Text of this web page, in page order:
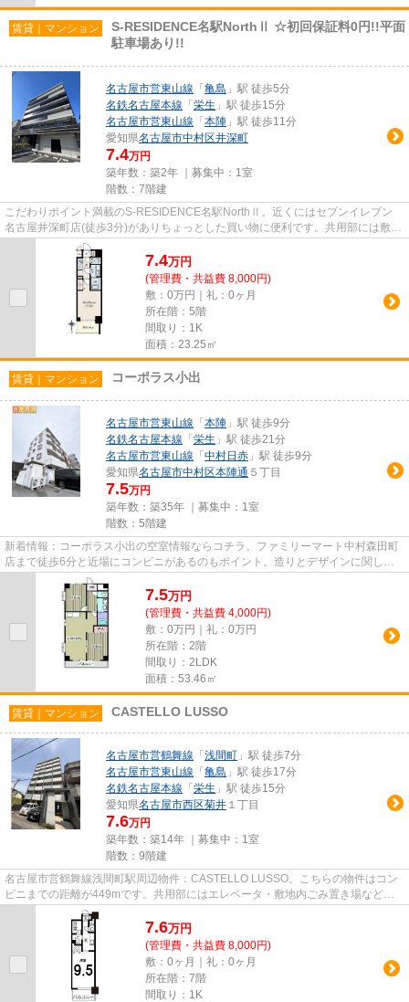
賃貸｜マンション
S-RESIDENCE名駅NorthⅡ ☆初回保証料0円!!平面
駐車場あり!!
名古屋市営東山線 「 亀島 」駅 徒歩5分
名鉄名古屋本線 「 栄生 」駅 徒歩15分
名古屋市営東山線 「 本陣 」駅 徒歩11分
愛知県名古屋市中村区井深町
7.4万円
築年数：築2年 ｜募集中： 1室
階数：7階建
こだわりポイント満載のS-RESIDENCE名駅NorthⅡ。近くにはセブンイレブン
名古屋井深町店(徒歩3分)がありちょっとした買い物に便利です。共用部には敷地
内ごみ置き場・エレベータなどが...
7.4万円
(管理費・共益費 8,000円)
敷：0万円｜礼：0ヶ月
所在階：5階
間取り：1K
面積：23.25㎡
賃貸｜マンション コーポラス小出
名古屋市営東山線 「 本陣 」駅 徒歩9分
名鉄名古屋本線 「 栄生 」駅 徒歩21分
名古屋市営東山線 「 中村日赤 」駅 徒歩9分
愛知県名古屋市中村区本陣通 ５丁目
7.5万円
築年数：築35年 ｜募集中： 1室
階数：5階建
新着情報：コーポラス小出の空室情報ならコチラ。ファミリーマート中村森田町
店まで徒歩6分と近場にコンビニがあるのもポイント。造りとデザインに関し
て、自信をもって情報を提供でき...
7.5万円
(管理費・共益費 4,000円)
敷：0万円｜礼：0万円
所在階：2階
間取り：2LDK
面積：53.46㎡
賃貸｜マンション CASTELLO LUSSO
名古屋市営鶴舞線 「 浅間町 」駅 徒歩7分
名古屋市営東山線 「 亀島 」駅 徒歩17分
名鉄名古屋本線 「 栄生 」駅 徒歩15分
愛知県名古屋市西区菊井 １丁目
7.6万円
築年数：築14年 ｜募集中： 1室
階数：9階建
名古屋市営鶴舞線浅間町駅周辺物件：CASTELLO LUSSO。こちらの物件はコン
ビニまでの距離が449mです。共用部にはエレベータ・敷地内ごみ置き場などが
揃っており、とても充実しています...
7.6万円
(管理費・共益費 8,000円)
敷：0ヶ月｜礼：0ヶ月
所在階：7階
間取り：1K